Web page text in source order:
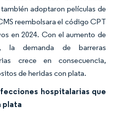
adoptaron películas de
reembolsara el código CPT
en 2024. Con el aumento de
la demanda de barreras
crece en consecuencia,
de heridas con plata.
hospitalarias que
plata